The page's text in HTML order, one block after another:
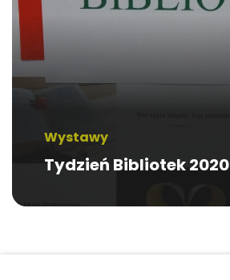
Wystawy
Tydzień Bibliotek 2020